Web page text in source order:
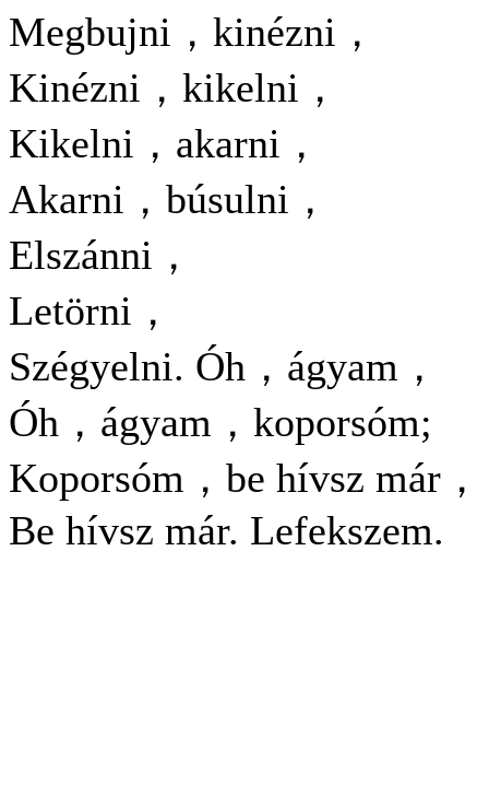
Megbujni，kinézni，
Kinézni，kikelni，
Kikelni，akarni，
Akarni，búsulni，
Elszánni，
Letörni，
Szégyelni. Óh，ágyam，
Óh，ágyam，koporsóm;
Koporsóm，be hívsz már，
Be hívsz már. Lefekszem.